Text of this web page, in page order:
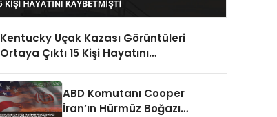
Kentucky Uçak Kazası Görüntüleri
Ortaya Çıktı 15 Kişi Hayatını
ABD Komutanı Cooper
İran’ın Hürmüz Boğazı